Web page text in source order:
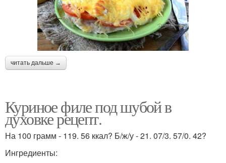
читать дальше →
Куриное филе под шубой в
духовке рецепт.
На 100 грамм - 119. 56 ккал? Б/ж/у - 21. 07/3. 57/0. 42?
Ингредиенты: